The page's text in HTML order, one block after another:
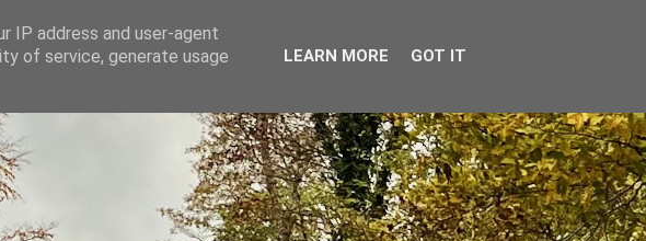
IP address and user-agent
of service, generate usage
LEARN MORE GOT IT